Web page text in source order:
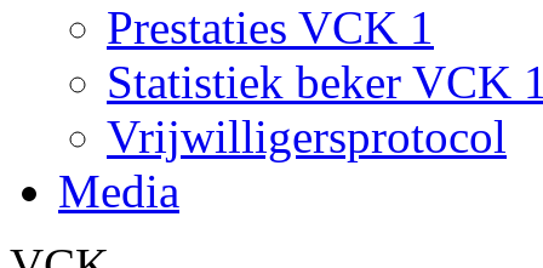
Prestaties VCK 1
Statistiek beker VCK
Vrijwilligersprotocol
Media